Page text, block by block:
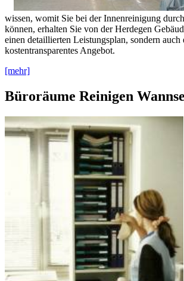
wissen, womit Sie bei der Innenreinigung
können, erhalten Sie von der Herdegen
einen detaillierten Leistungsplan, sondern auch
kostentransparentes Angebot.
[mehr]
Büroräume Reinigen